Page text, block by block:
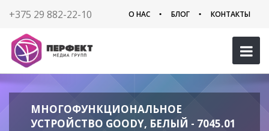
+375 29 882-22-10 О НАС БЛОГ КОНТАКТЫ
МНОГОФУНКЦИОНАЛЬНОЕ
УСТРОЙСТВО GOODY, БЕЛЫЙ - 7045.01